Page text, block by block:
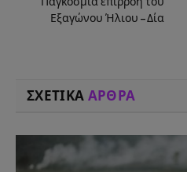
Εξαγώνου Ήλιου – Δία
ΣΧΕΤΙΚΑ ΑΡΘΡΑ